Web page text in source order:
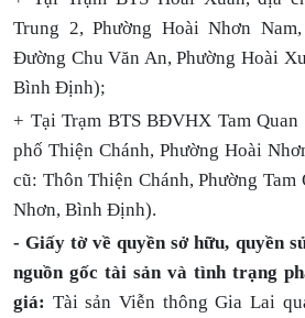
Trung 2, Phường Hoài Nhơn
Đường Chu Văn An, Phường Hoài
Bình Định);
+ Tại Trạm BTS BĐVHX Tam
phố Thiện Chánh, Phường Hoài
cũ: Thôn Thiện Chánh, Phường Tam
Nhơn, Bình Định).
- Giấy tờ về quyền sở hữu, quyền
nguồn gốc tài sản và tình trạng
giá: Tài sản Viễn thông Gia Lai